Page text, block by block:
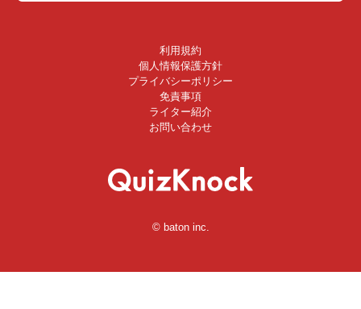
利用規約
個人情報保護方針
プライバシーポリシー
免責事項
ライター紹介
お問い合わせ
© baton inc.